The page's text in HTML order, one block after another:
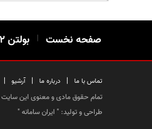
صفحه نخست | بولتن ۲
تماس با ما | درباره ما | آرشیو |
تمام حقوق مادی و معنوی این سایت
طراحی و تولید: " ایران سامانه"